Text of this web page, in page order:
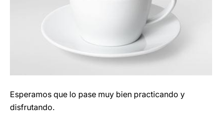
Esperamos que lo pase muy bien practicando y
disfrutando.